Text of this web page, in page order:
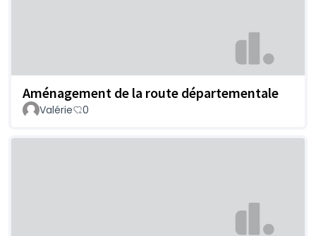
Aménagement de la route départementale
Valérie 0